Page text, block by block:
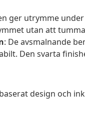
ger utrymme
utan att
: De avsmalnande
Den svarta
design och